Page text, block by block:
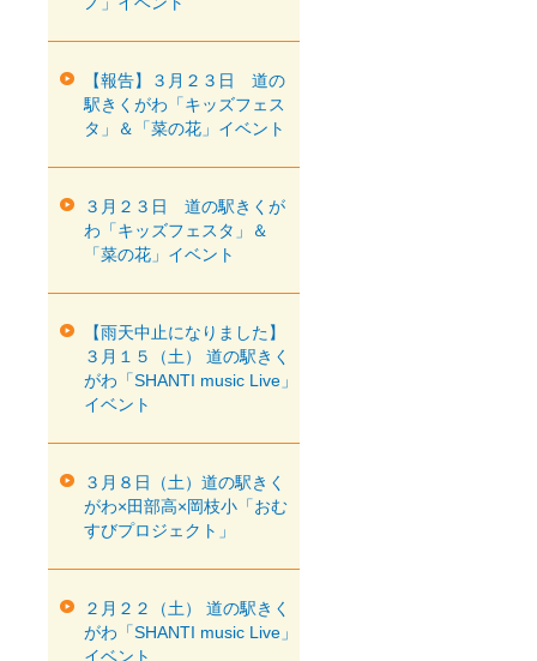
【報告】３月２３日 道の
駅きくがわ「キッズフェス
タ」＆「菜の花」イベント
３月２３日 道の駅きくが
わ「キッズフェスタ」＆
「菜の花」イベント
【雨天中止になりました】
３月１５（土） 道の駅きく
がわ「SHANTI music Live」
イベント
３月８日（土）道の駅きく
がわ×田部高×岡枝小「おむ
すびプロジェクト」
２月２２（土） 道の駅きく
がわ「SHANTI music Live」
イベント